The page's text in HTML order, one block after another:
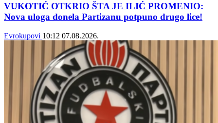
VUKOTIĆ OTKRIO ŠTA JE ILIĆ PROMENIO:
Nova uloga donela Partizanu potpuno drugo lice!
Evrokupovi 10:12 07.08.2026.